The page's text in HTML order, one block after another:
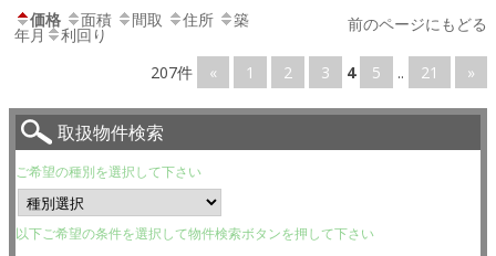
価格 面積 間取 住所 築
年月
利回り
207件
« 1 2 3 4 5 .. 21 »
前のページにもどる
取扱物件検索
ご希望の種別を選択して下さい
以下ご希望の条件を選択して物件検索ボタンを押して下さい